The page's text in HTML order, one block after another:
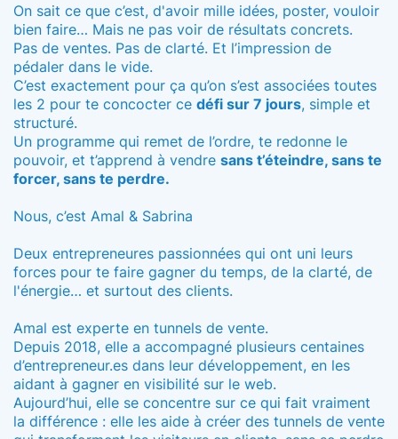
On sait ce que c’est, d'avoir mille idées, poster, vouloir
bien faire… Mais ne pas voir de résultats concrets.
Pas de ventes. Pas de clarté. Et l’impression de
pédaler dans le vide.
C’est exactement pour ça qu’on s’est associées toutes
les 2 pour te concocter ce défi sur 7 jours, simple et
structuré.
Un programme qui remet de l’ordre, te redonne le
pouvoir, et t’apprend à vendre sans t’éteindre, sans te
forcer, sans te perdre.
Nous, c’est Amal & Sabrina
Deux entrepreneures passionnées qui ont uni leurs
forces pour te faire gagner du temps, de la clarté, de
l'énergie… et surtout des clients.
Amal est experte en tunnels de vente.
Depuis 2018, elle a accompagné plusieurs centaines
d’entrepreneur.es dans leur développement, en les
aidant à gagner en visibilité sur le web.
Aujourd’hui, elle se concentre sur ce qui fait vraiment
la différence : elle les aide à créer des tunnels de vente